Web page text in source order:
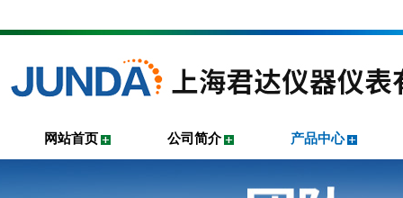
网站首页 公司简介 产品中心